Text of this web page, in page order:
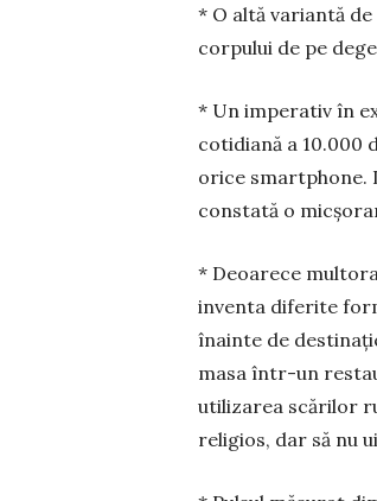
* O altă variantă
corpului de pe
* Un imperativ în
cotidiană a 10.000
orice smartphone.
constată o
* Deoarece
in­venta diferite
înainte de
masa într-un
utiliza­rea scărilor
religios, dar să nu